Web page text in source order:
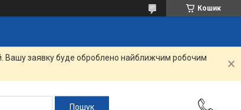
Кошик
Вашу заявку буде оброблено найближчим робочим